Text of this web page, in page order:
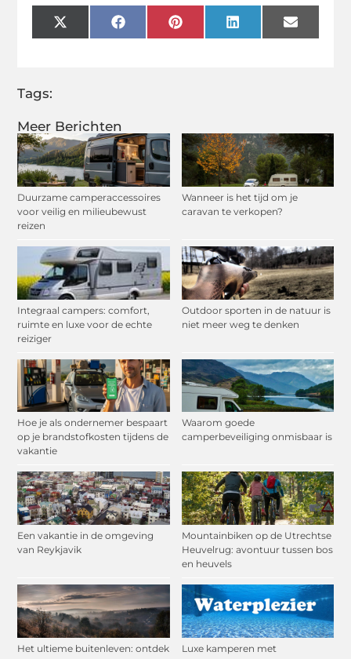
Meer Berichten
Duurzame camperaccessoires
voor veilig en milieubewust
reizen
Wanneer is het tijd om je
caravan te verkopen?
Integraal campers: comfort,
ruimte en luxe voor de echte
reiziger
Outdoor sporten in de natuur is
niet meer weg te denken
Hoe je als ondernemer bespaart
op je brandstofkosten tijdens de
vakantie
Waarom goede
camperbeveiliging onmisbaar is
Een vakantie in de omgeving
van Reykjavik
Mountainbiken op de Utrechtse
Heuvelrug: avontuur tussen bos
en heuvels
Het ultieme buitenleven: ontdek
Luxe kamperen met
X
(Twitter)
FacebookPinterestLinkedInEmail
Tags: